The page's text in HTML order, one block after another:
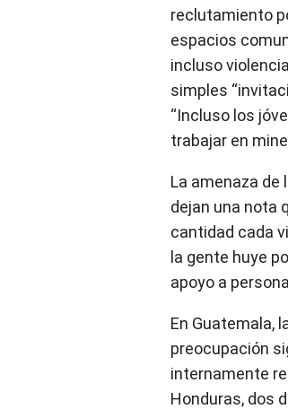
reclutamiento
espacios
incluso
simples
“Incluso los
trabajar en
La amenaza de
dejan una nota
cantidad cada
la gente huye
apoyo a
En Guatemala,
preocupación
internamente
Honduras, dos